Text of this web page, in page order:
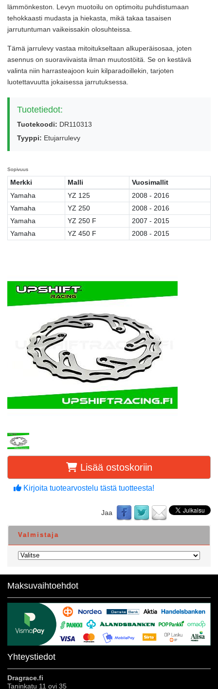
lämmönkeston. Levyn muotoilu on optimoitu puhdistumaan
tehokkaasti mudasta ja hiekasta, mikä takaa tasaisen
jarrutuntuman vaikeissakin olosuhteissa.
Tämä jarrulevy vastaa mitoitukseltaan alkuperäisosaa, joten
asennus on suoraviivaista ilman muutostöitä. Se on kestävä
valinta niin harrasteajoon kuin kilparadoillekin, tarjoten
luotettavuutta jokaisessa jarrutuksessa.
Tuotetiedot:
Tuotekoodi: DR110313
Tyyppi: Etujarrulevy
Sopivuus
Merkki Malli
Vuosimallit
Yamaha
YZ 125
2008 - 2016
Yamaha
YZ 250
2008 - 2016
Yamaha
YZ 250 F
2007 - 2015
Yamaha
YZ 450 F 2008 - 2015
Lisää ostoskoriin
Kirjoita tuotearvostelu tästä tuotteesta!
Jaa
Valmistaja
Maksuvaihtoehdot
Yhteystiedot
Dragrace.fi
Taninkatu 11 ovi 35